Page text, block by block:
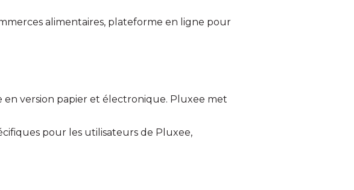
alimentaires, plateforme en ligne pour
en version papier et électronique. Pluxee met
pour les utilisateurs de Pluxee,